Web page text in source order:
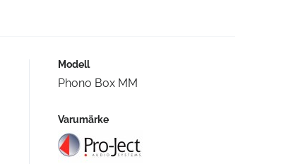
Modell
Phono Box MM
Varumärke